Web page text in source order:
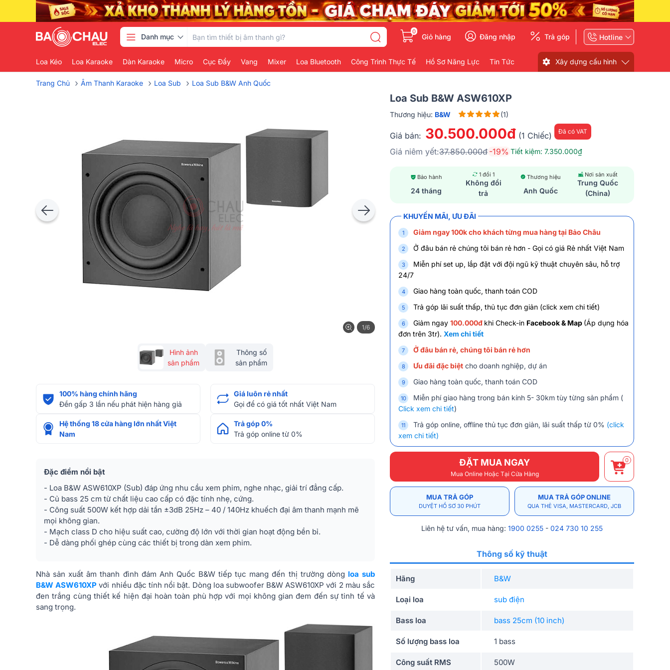
Danh mục
0
Giỏ hàng Đăng nhập Trả góp Hotline
Loa Kéo Loa Karaoke Dàn Karaoke Micro Cục Đẩy Vang Mixer Loa Bluetooth Công Trình Thực Tế Hồ Sơ Năng Lực Tin Tức Xây dựng cấu hình
Trang Chủ › Âm Thanh Karaoke › Loa Sub › Loa Sub B&W Anh Quốc
1/6
Hình ảnh
sản phẩm
Thông số
sản phẩm
100% hàng chính hãng
Đền gấp 3 lần nếu phát hiện hàng giả
Giá luôn rẻ nhất
Gọi để có giá tốt nhất Việt Nam
Hệ thống 18 cửa hàng lớn nhất Việt
Nam
Trả góp 0%
Trả góp online từ 0%
Đặc điểm nổi bật
- Loa B&W ASW610XP (Sub) đáp ứng nhu cầu xem phim, nghe nhạc, giải trí đẳng cấp.
- Củ bass 25 cm từ chất liệu cao cấp có đặc tính nhẹ, cứng.
- Công suất 500W kết hợp dải tần ±3dB 25Hz – 40 / 140Hz khuếch đại âm thanh mạnh mẽ
mọi không gian.
- Mạch class D cho hiệu suất cao, cường độ lớn với thời gian hoạt động bền bỉ.
- Dễ dàng phối ghép cùng các thiết bị trong dàn xem phim.
Nhà sản xuất âm thanh đình đám Anh Quốc B&W tiếp tục mang đến thị trường dòng loa sub
B&W ASW610XP với nhiều đặc tính nổi bật. Dòng loa subwoofer B&W ASW610XP với 2 màu sắc
đen trắng cùng thiết kế hiện đại hoàn toàn phù hợp với mọi không gian đem đến sự tinh tế và
sang trọng.
Loa Sub B&W ASW610XP
Thương hiệu: B&W (1)
Giá bán: 30.500.000đ (1 Chiếc) Đã có VAT
Giá niêm yết:37.850.000đ -19% Tiết kiệm: 7.350.000₫
Bảo hành
24 tháng
1 đổi 1
Không đổi
trả
Thương hiệu
Anh Quốc
Nơi sản xuất
Trung Quốc
(China)
KHUYẾN MÃI, ƯU ĐÃI
Giảm ngay 100k cho khách từng mua hàng tại Bảo Châu
Ở đâu bán rẻ chúng tôi bán rẻ hơn - Gọi có giá Rẻ nhất Việt Nam
Miễn phí set up, lắp đặt với đội ngũ kỹ thuật chuyên sâu, hỗ trợ
24/7
Giao hàng toàn quốc, thanh toán COD
Trả góp lãi suất thấp, thủ tục đơn giản (click xem chi tiết)
Giảm ngay 100.000đ khi Check-in Facebook & Map (Áp dụng hóa
đơn trên 3tr). Xem chi tiết
Ở đâu bán rẻ, chúng tôi bán rẻ hơn
Ưu đãi đặc biệt cho doanh nghiệp, dự án
Giao hàng toàn quốc, thanh toán COD
Miễn phí giao hàng trong bán kính 5- 30km tùy từng sản phẩm (
Click xem chi tiết)
Trả góp online, offline thủ tục đơn giản, lãi suất thấp từ 0% (click
xem chi tiết)
ĐẶT MUA NGAY
Mua Online Hoặc Tại Cửa Hàng
0
MUA TRẢ GÓP
DUYỆT HỒ SƠ 30 PHÚT
MUA TRẢ GÓP ONLINE
QUA THẺ VISA, MASTERCARD, JCB
Liên hệ tư vấn, mua hàng: 1900 0255 - 024 730 10 255
Thông số kỹ thuật
Hãng B&W
Loại loa sub điện
Bass loa bass 25cm (10 inch)
Số lượng bass loa 1 bass
Công suất RMS 500W